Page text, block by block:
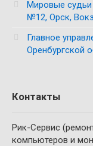
Мировые судьи
№12, Орск,
Главное
Оренбургской
Контакты
Рик-Сервис
компьютеров и